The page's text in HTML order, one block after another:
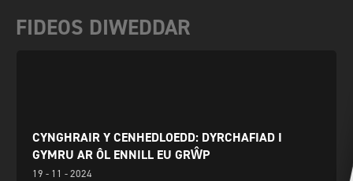
FIDEOS DIWEDDAR
CYNGHRAIR Y CENHEDLOEDD: DYRCHAFIAD I
GYMRU AR ÔL ENNILL EU GRŴP
19 - 11 - 2024